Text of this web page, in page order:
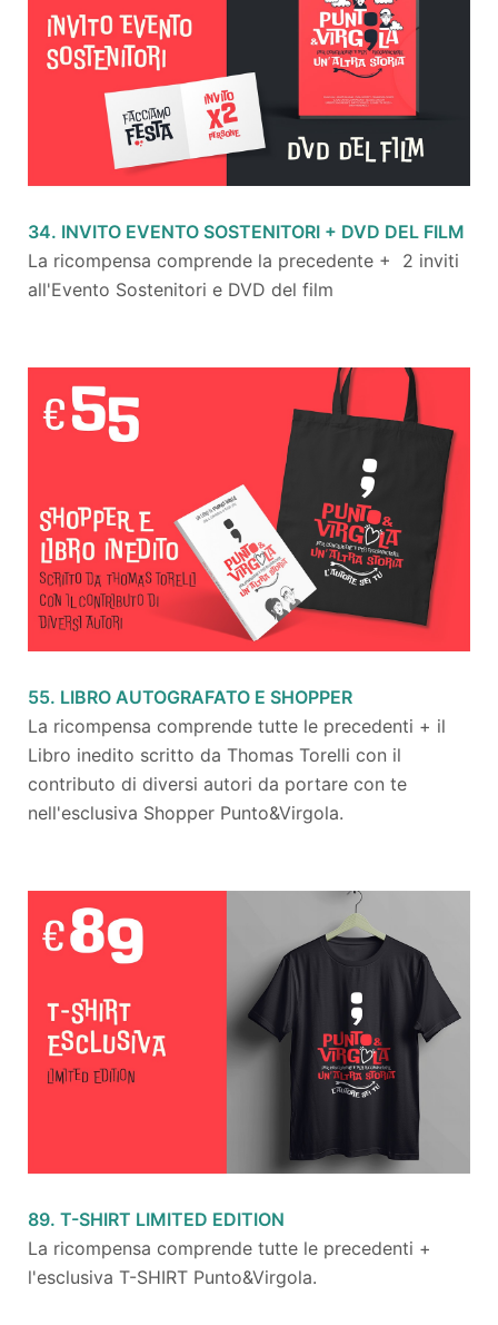
34. INVITO EVENTO SOSTENITORI + DVD DEL FILM
La ricompensa comprende la precedente + 2 inviti
all'Evento Sostenitori e DVD del film
55. LIBRO AUTOGRAFATO E SHOPPER
La ricompensa comprende tutte le precedenti + il
Libro inedito scritto da Thomas Torelli con il
contributo di diversi autori da portare con te
nell'esclusiva Shopper Punto&Virgola.
89. T-SHIRT LIMITED EDITION
La ricompensa comprende tutte le precedenti +
l'esclusiva T-SHIRT Punto&Virgola.